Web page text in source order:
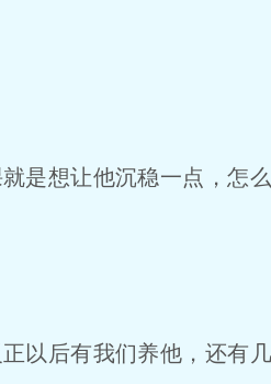
是想让他沉稳一点，怎
以后有我们养他，还有